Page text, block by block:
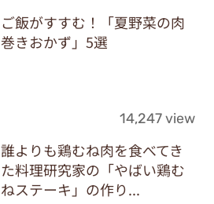
ご飯がすすむ！「夏野菜の肉
巻きおかず」5選
14,247 view
誰よりも鶏むね肉を食べてき
た料理研究家の「やばい鶏む
ねステーキ」の作り...